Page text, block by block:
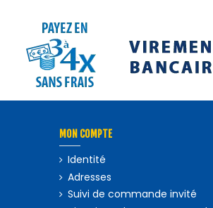
MON COMPTE
Identité
Adresses
Suivi de commande invité